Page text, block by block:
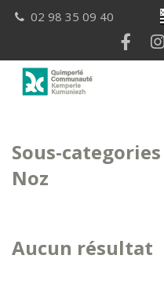
02 98 35 09 40
Sous-categories
Noz
Aucun résultat